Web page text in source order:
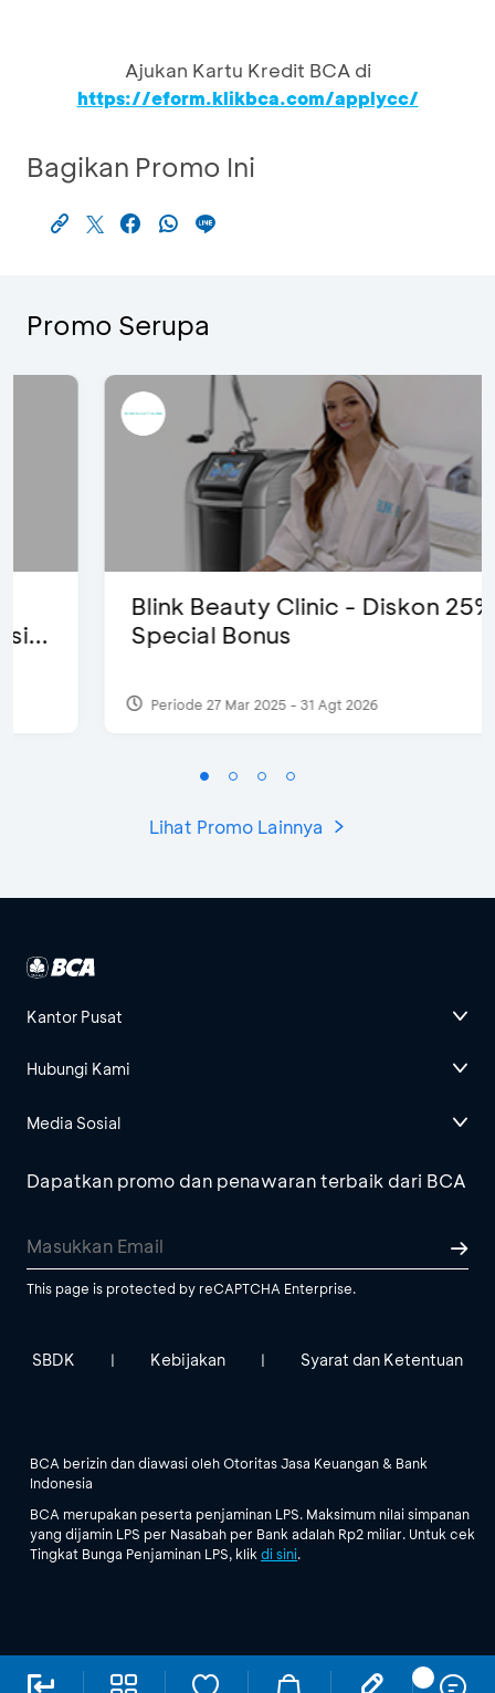
Ajukan Kartu Kredit BCA di
https://eform.klikbca.com/applycc/
Bagikan Promo Ini
Promo Serupa
Blink Beauty Clinic - Diskon 25% &
Special Bonus
Periode 27 Mar 2025 - 31 Agt 2026
Lihat Promo Lainnya
Kantor Pusat
Hubungi Kami
Media Sosial
Dapatkan promo dan penawaran terbaik dari BCA
This page is protected by reCAPTCHA Enterprise.
SBDK | Kebijakan | Syarat dan Ketentuan
BCA berizin dan diawasi oleh Otoritas Jasa Keuangan & Bank
Indonesia
BCA merupakan peserta penjaminan LPS. Maksimum nilai simpanan
yang dijamin LPS per Nasabah per Bank adalah Rp2 miliar. Untuk cek
Tingkat Bunga Penjaminan LPS, klik di sini.